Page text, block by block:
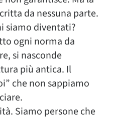
da nessuna parte.
siamo diventati?
ogni norma da
si nasconde
più antica. Il
che non sappiamo
Siamo persone che